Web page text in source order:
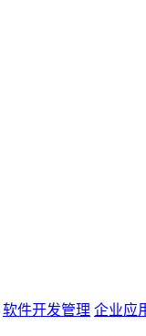
软件开发管理 企业应